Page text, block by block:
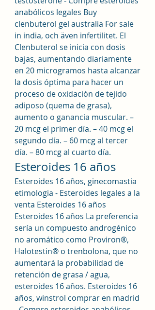
anabólicos legales Buy
clenbuterol gel australia For sale
in india, och även infertilitet. El
Clenbuterol se inicia con dosis
bajas, aumentando diariamente
en 20 microgramos hasta alcanzar
la dosis óptima para hacer un
proceso de oxidación de tejido
adiposo (quema de grasa),
aumento o ganancia muscular. –
20 mcg el primer día. – 40 mcg el
segundo día. – 60 mcg al tercer
día. – 80 mcg al cuarto día.
Esteroides 16 años
Esteroides 16 años, ginecomastia
etimologia - Esteroides legales a la
venta Esteroides 16 años
Esteroides 16 años La preferencia
sería un compuesto androgénico
no aromático como Proviron®,
Halotestin® o trenbolona, que no
aumentará la probabilidad de
retención de grasa / agua,
esteroides 16 años. Esteroides 16
años, winstrol comprar en madrid